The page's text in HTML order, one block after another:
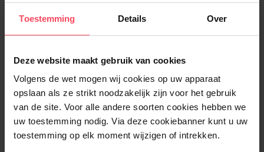
Toestemming Details Over
Deze website maakt gebruik van cookies
Volgens de wet mogen wij cookies op uw apparaat
opslaan als ze strikt noodzakelijk zijn voor het gebruik
van de site. Voor alle andere soorten cookies hebben we
uw toestemming nodig. Via deze cookiebanner kunt u uw
toestemming op elk moment wijzigen of intrekken.
In winkelmandje
Verzending binnen 24u